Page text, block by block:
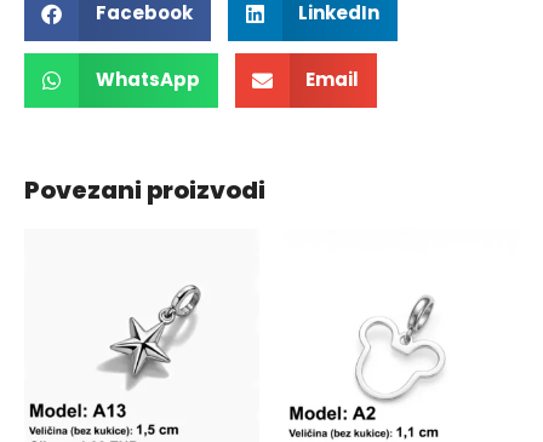
Facebook LinkedIn
WhatsApp Email
Povezani proizvodi